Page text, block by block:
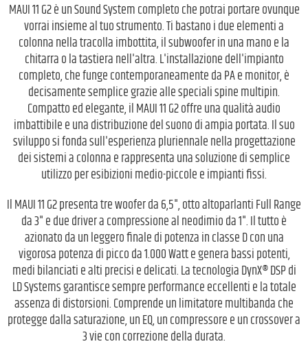
MAUI 11 G2 è un Sound System completo che potrai portare ovunque
vorrai insieme al tuo strumento. Ti bastano i due elementi a
colonna nella tracolla imbottita, il subwoofer in una mano e la
chitarra o la tastiera nell'altra. L'installazione dell'impianto
completo, che funge contemporaneamente da PA e monitor, è
decisamente semplice grazie alle speciali spine multipin.
Compatto ed elegante, il MAUI 11 G2 offre una qualità audio
imbattibile e una distribuzione del suono di ampia portata. Il suo
sviluppo si fonda sull'esperienza pluriennale nella progettazione
dei sistemi a colonna e rappresenta una soluzione di semplice
utilizzo per esibizioni medio-piccole e impianti fissi.
Il MAUI 11 G2 presenta tre woofer da 6,5", otto altoparlanti Full Range
da 3" e due driver a compressione al neodimio da 1". Il tutto è
azionato da un leggero finale di potenza in classe D con una
vigorosa potenza di picco da 1.000 Watt e genera bassi potenti,
medi bilanciati e alti precisi e delicati. La tecnologia DynX® DSP di
LD Systems garantisce sempre performance eccellenti e la totale
assenza di distorsioni. Comprende un limitatore multibanda che
protegge dalla saturazione, un EQ, un compressore e un crossover a
3 vie con correzione della durata.